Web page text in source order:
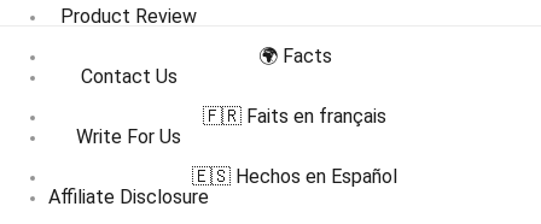
Product Review
Contact Us
Write For Us
Affiliate Disclosure
🌍 Facts
🇫🇷 Faits en français
🇪🇸 Hechos en Español